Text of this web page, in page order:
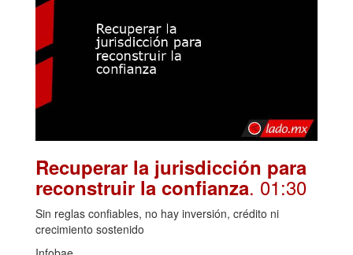
Recuperar la jurisdicción para
reconstruir la confianza. 01:30
Sin reglas confiables, no hay inversión, crédito ni
crecimiento sostenido